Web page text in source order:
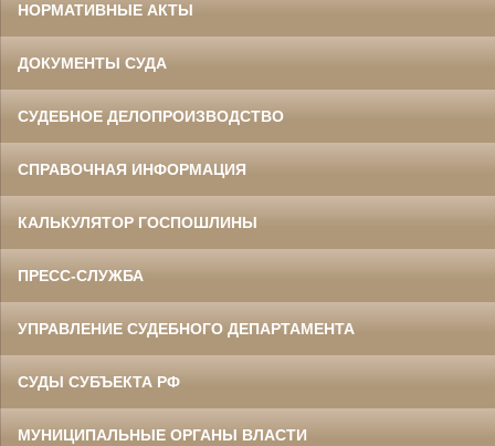
НОРМАТИВНЫЕ АКТЫ
ДОКУМЕНТЫ СУДА
СУДЕБНОЕ ДЕЛОПРОИЗВОДСТВО
СПРАВОЧНАЯ ИНФОРМАЦИЯ
КАЛЬКУЛЯТОР ГОСПОШЛИНЫ
ПРЕСС-СЛУЖБА
УПРАВЛЕНИЕ СУДЕБНОГО ДЕПАРТАМЕНТА
СУДЫ СУБЪЕКТА РФ
МУНИЦИПАЛЬНЫЕ ОРГАНЫ ВЛАСТИ